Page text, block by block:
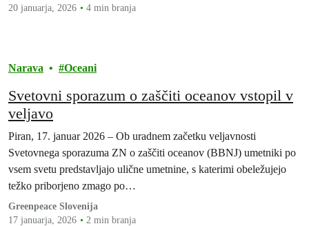
20 januarja, 2026
4 min branja
Narava Oceani
Svetovni sporazum o zaščiti oceanov vstopil v
veljavo
Piran, 17. januar 2026 – Ob uradnem začetku veljavnosti
Svetovnega sporazuma ZN o zaščiti oceanov (BBNJ) umetniki po
vsem svetu predstavljajo ulične umetnine, s katerimi obeležujejo
težko priborjeno zmago po…
Greenpeace Slovenija
17 januarja, 2026
2 min branja